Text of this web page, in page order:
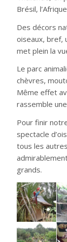
Brésil,
Des décors
oiseaux, bref,
met plein la
Le parc
chèvres,
Même effet
rassemble
Pour finir
spectacle
tous les
grands.